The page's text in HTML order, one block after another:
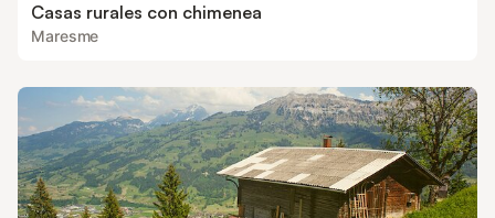
Casas rurales con chimenea
Maresme